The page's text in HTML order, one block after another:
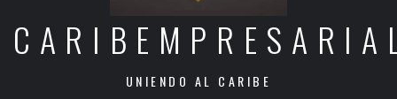
UNIENDO AL CARIBE